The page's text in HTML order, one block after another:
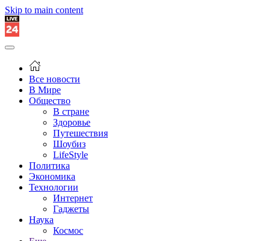
Skip to main content
Все новости
В Мире
Общество
В стране
Здоровье
Путешествия
Шоубиз
LifeStyle
Политика
Экономика
Технологии
Интернет
Гаджеты
Наука
Космос